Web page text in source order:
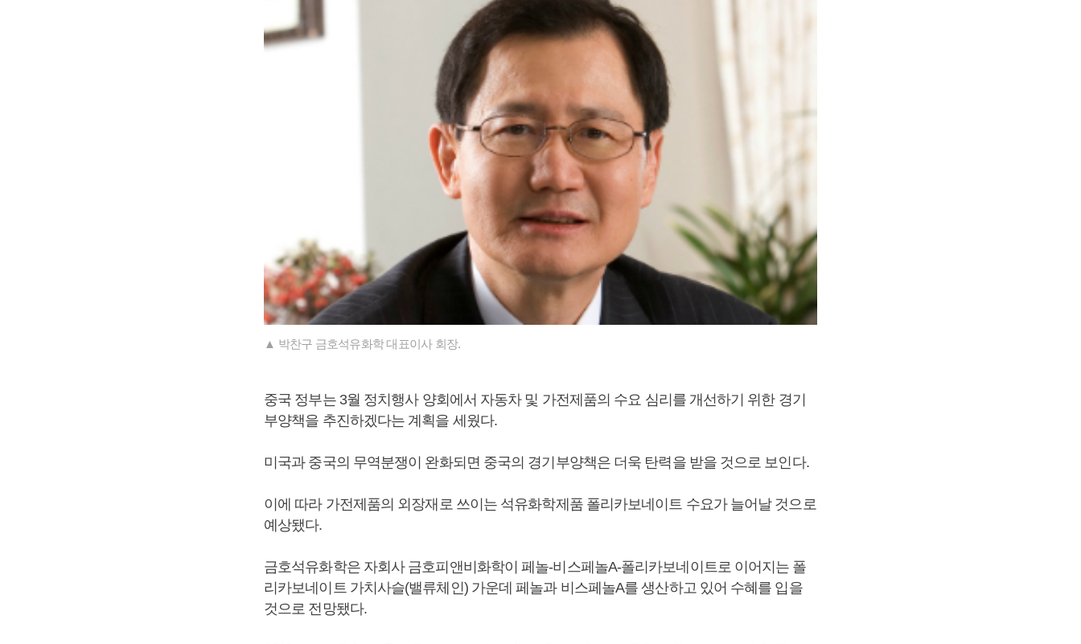
▲ 박찬구 금호석유화학 대표이사 회장.
중국 정부는 3월 정치행사 양회에서 자동차 및 가전제품의 수요 심리를 개선하기 위한 경기
부양책을 추진하겠다는 계획을 세웠다.
미국과 중국의 무역분쟁이 완화되면 중국의 경기부양책은 더욱 탄력을 받을 것으로 보인다.
이에 따라 가전제품의 외장재로 쓰이는 석유화학제품 폴리카보네이트 수요가 늘어날 것으로
예상됐다.
금호석유화학은 자회사 금호피앤비화학이 페놀-비스페놀A-폴리카보네이트로 이어지는 폴
리카보네이트 가치사슬(밸류체인) 가운데 페놀과 비스페놀A를 생산하고 있어 수혜를 입을
것으로 전망됐다.